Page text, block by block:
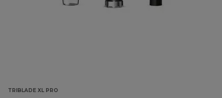
TRIBLADE XL PRO